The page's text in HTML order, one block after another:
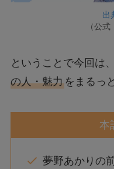
出
（公
ということで今回は
の人・魅力をまるっ
本
夢野あかりの